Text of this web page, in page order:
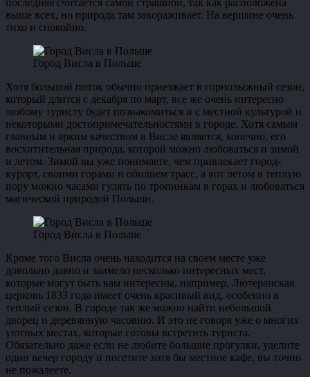
последняя считается самой страшной, так как расположена
выше всех, но природа там завораживает. На вершине очень
тихо и спокойно.
Город Висла в Польше
Хотя большой поток обычно приезжает в горнолыжный сезон,
который длится с декабря по март, все же очень интересно
любому туристу будет познакомиться и с местной культурой и
некоторыми достопримечательностями в городе. Хотя самым
главным и ярким качеством в Висле является, конечно, его
восхитительная природа, которой можно любоваться и зимой
и летом. Зимой вы уже понимаете, чем привлекает город-
курорт, своими горами и обилием трасс, а вот летом в теплую
пору можно часами гулять по тропинкам в горах и любоваться
магической природой Польши.
Город Висла в Польше
Кроме того Висла очень находится на своем месте уже
довольно давно и заимело несколько интересных мест,
которые могут быть вам интересны, например, Лютеранская
церковь 1833 года имеет очень красивый вид, особенно в
теплый сезон. В городе так же можно найти небольшой
дворец и деревянную часовню. И это не говоря уже о многих
уютных местах, которые готовы встретить туриста.
Обязательно даже если не любите большие прогулки, уделите
один вечер городу и посетите хотя бы местное кафе, вы точно
не пожалеете.